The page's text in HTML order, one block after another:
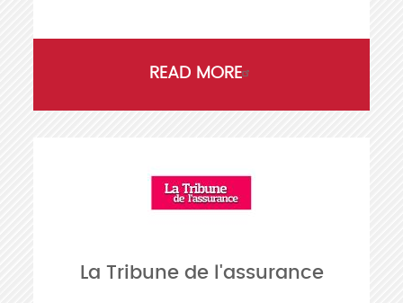
READ MORE
La Tribune de l'assurance